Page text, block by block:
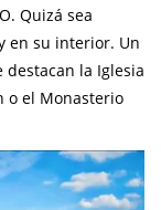
Quizá sea
en su interior. Un
la Iglesia
o el Monasterio